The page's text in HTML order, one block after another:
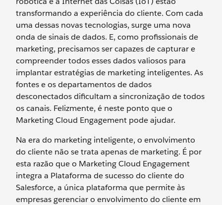
transformando a experiência do cliente. Com cada
uma dessas novas tecnologias, surge uma nova
onda de sinais de dados. E, como profissionais de
marketing, precisamos ser capazes de capturar e
compreender todos esses dados valiosos para
implantar estratégias de marketing inteligentes. As
fontes e os departamentos de dados
desconectados dificultam a sincronização de todos
os canais. Felizmente, é neste ponto que o
Marketing Cloud Engagement pode ajudar.
Na era do marketing inteligente, o envolvimento
do cliente não se trata apenas de marketing. É por
esta razão que o Marketing Cloud Engagement
integra a Plataforma de sucesso do cliente do
Salesforce, a única plataforma que permite às
empresas gerenciar o envolvimento do cliente em